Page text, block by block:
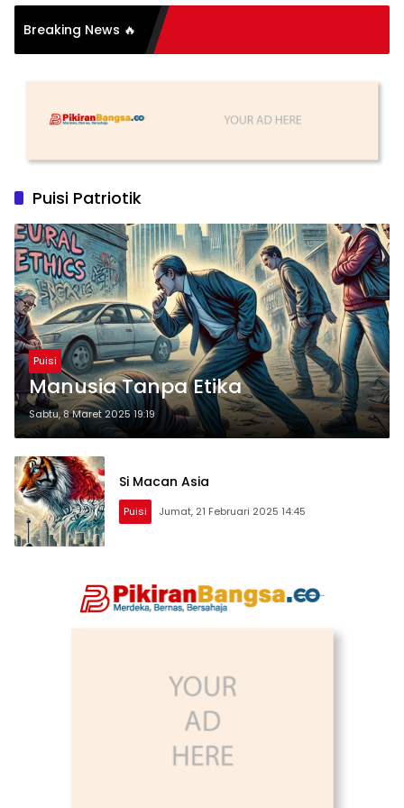
Breaking News 🔥
Part 2
Puisi Patriotik
Puisi
Manusia Tanpa Etika
Sabtu, 8 Maret 2025 19:19
Si Macan Asia
Puisi Jumat, 21 Februari 2025 14:45